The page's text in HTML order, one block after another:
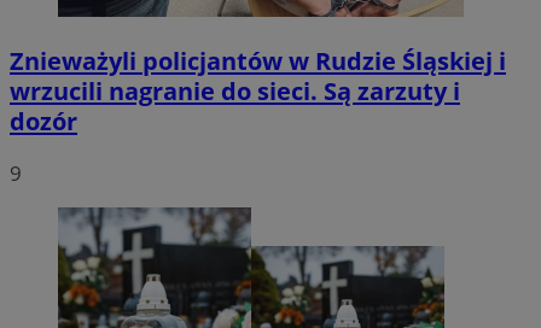
Znieważyli policjantów w Rudzie Śląskiej i
wrzucili nagranie do sieci. Są zarzuty i
dozór
9